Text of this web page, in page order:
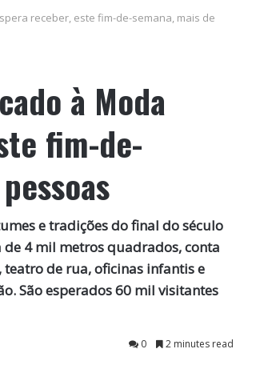
receber, este fim-de-semana, mais de
à Moda
fim-de-
e tradições do final do século
de 4 mil metros quadrados, conta
de rua, oficinas infantis e
São esperados 60 mil visitantes
0
2 minutes read